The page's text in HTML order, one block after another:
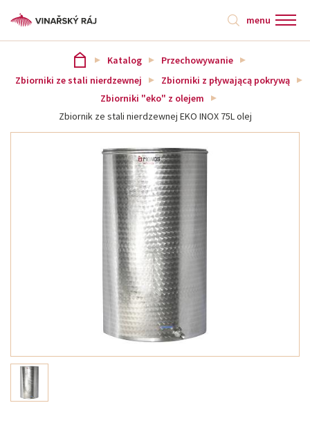
menu
Katalog
Przechowywanie
Zbiorniki ze stali nierdzewnej
Zbiorniki z pływającą pokrywą
Zbiorniki "eko" z olejem
Zbiornik ze stali nierdzewnej EKO INOX 75L olej